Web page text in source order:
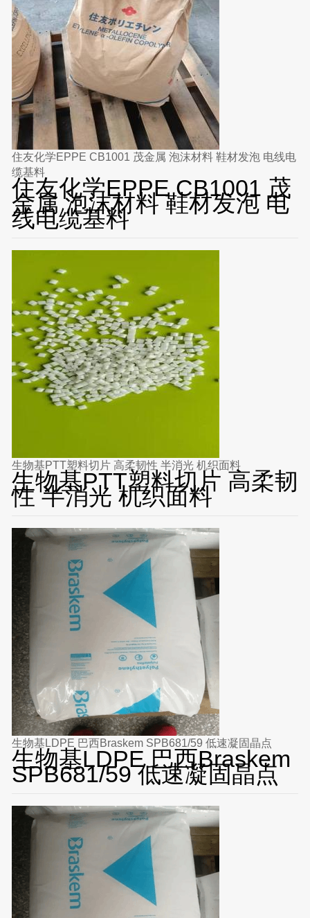
住友化学EPPE CB1001 茂金属 泡沫材料 鞋材发泡 电线电
缆基料
住友化学EPPE CB1001 茂
金属 泡沫材料 鞋材发泡 电
线电缆基料
生物基PTT塑料切片 高柔韧性 半消光 机织面料
生物基PTT塑料切片 高柔韧
性 半消光 机织面料
生物基LDPE 巴西Braskem SPB681/59 低速凝固晶点
生物基LDPE 巴西Braskem
SPB681/59 低速凝固晶点